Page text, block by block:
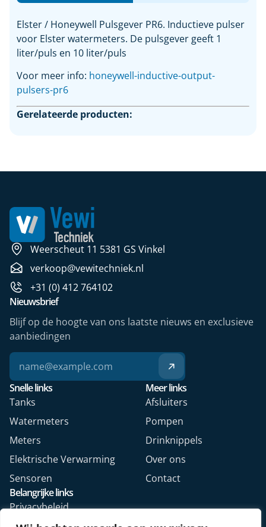
Elster / Honeywell Pulsgever PR6. Inductieve pulser
voor Elster watermeters. De pulsgever geeft 1
liter/puls en 10 liter/puls
Voor meer info: honeywell-inductive-output-
pulsers-pr6
Gerelateerde producten:
Weerscheut 11 5381 GS Vinkel
verkoop@vewitechniek.nl
+31 (0) 412 764102
Snelle links
Tanks
Watermeters
Meters
Elektrische Verwarming
Sensoren
Meer links
Afsluiters
Pompen
Drinknippels
Over ons
Contact
Belangrijke links
Privacybeleid
Nieuwsbrief
Blijf op de hoogte van ons laatste nieuws en exclusieve
aanbiedingen